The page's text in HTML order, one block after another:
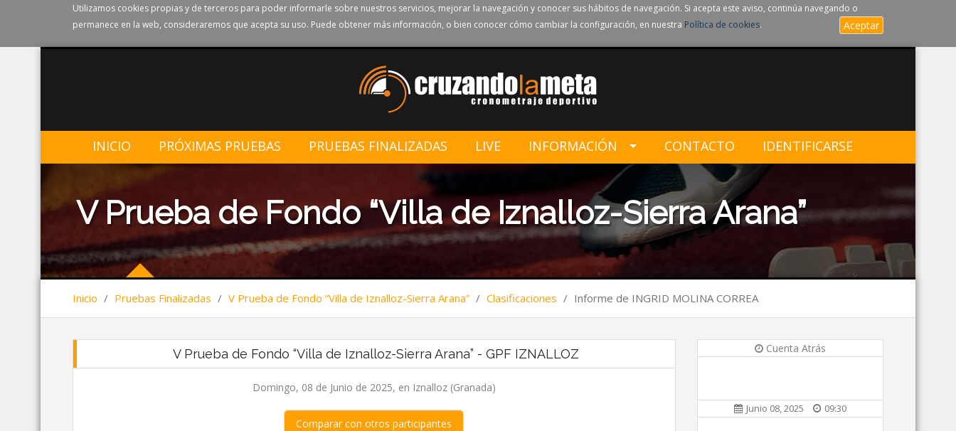
Utilizamos cookies propias y de terceros para poder informarle sobre nuestros servicios, mejorar la navegación y conocer sus hábitos de navegación. Si acepta este aviso, continúa navegando o
permanece en la web, consideraremos que acepta su uso. Puede obtener más información, o bien conocer cómo cambiar la configuración, en nuestra Política de cookies. Aceptar
INICIO PRÓXIMAS PRUEBAS PRUEBAS FINALIZADAS LIVE INFORMACIÓN CONTACTO IDENTIFICARSE
V Prueba de Fondo “Villa de Iznalloz-Sierra Arana”
Inicio / Pruebas Finalizadas / V Prueba de Fondo “Villa de Iznalloz-Sierra Arana” / Clasificaciones / Informe de INGRID MOLINA CORREA
V Prueba de Fondo “Villa de Iznalloz-Sierra Arana” - GPF IZNALLOZ
Domingo, 08 de Junio de 2025, en Iznalloz (Granada)
Comparar con otros participantes
Cuenta Atrás
Junio 08, 2025 09:30